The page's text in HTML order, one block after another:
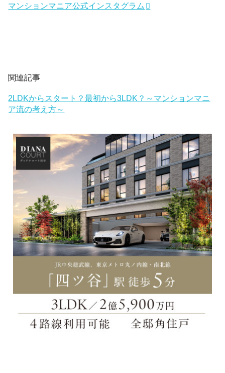
マンションマニア公式インスタグラム
関連記事
2LDKからスタート？最初から3LDK？～マンションマニ
ア流の考え方～